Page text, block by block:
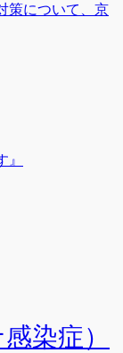
策について、京
染症）